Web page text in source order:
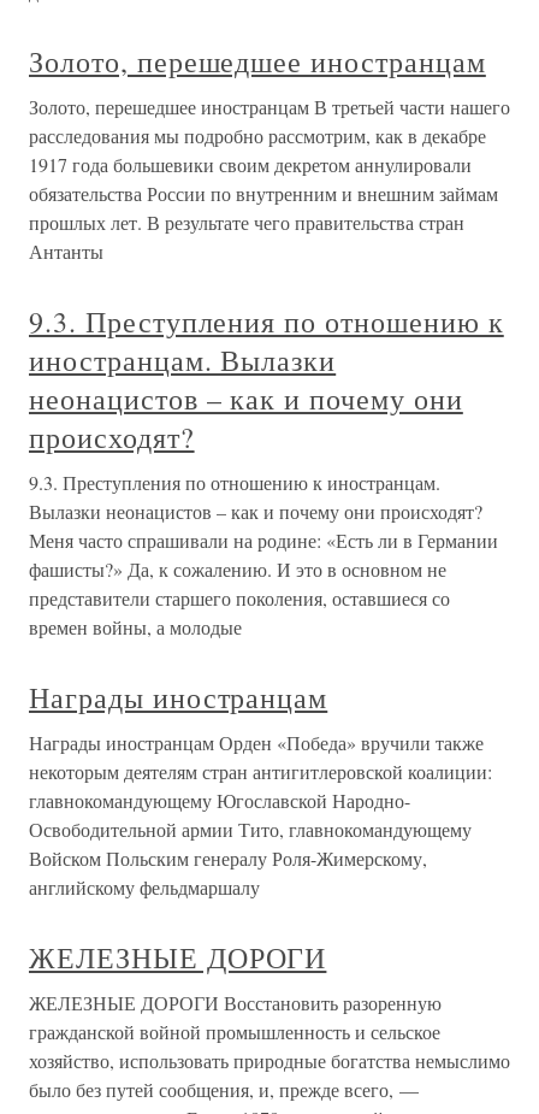
Золото, перешедшее иностранцам
Золото, перешедшее иностранцам В третьей части нашего
расследования мы подробно рассмотрим, как в декабре
1917 года большевики своим декретом аннулировали
обязательства России по внутренним и внешним займам
прошлых лет. В результате чего правительства стран
Антанты
9.3. Преступления по отношению к
иностранцам. Вылазки
неонацистов – как и почему они
происходят?
9.3. Преступления по отношению к иностранцам.
Вылазки неонацистов – как и почему они происходят?
Меня часто спрашивали на родине: «Есть ли в Германии
фашисты?» Да, к сожалению. И это в основном не
представители старшего поколения, оставшиеся со
времен войны, а молодые
Награды иностранцам
Награды иностранцам Орден «Победа» вручили также
некоторым деятелям стран антигитлеровской коалиции:
главнокомандующему Югославской Народно-
Освободительной армии Тито, главнокомандующему
Войском Польским генералу Роля-Жимерскому,
английскому фельдмаршалу
ЖЕЛЕЗНЫЕ ДОРОГИ
ЖЕЛЕЗНЫЕ ДОРОГИ Восстановить разоренную
гражданской войной промышленность и сельское
хозяйство, использовать природные богатства немыслимо
было без путей сообщения, и, прежде всего, —